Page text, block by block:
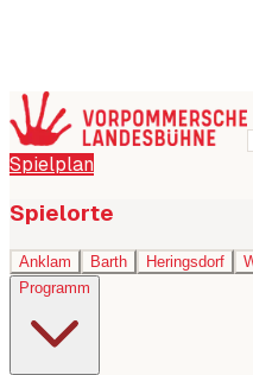
Spielplan
Spielorte
Anklam Barth Heringsdorf
Programm